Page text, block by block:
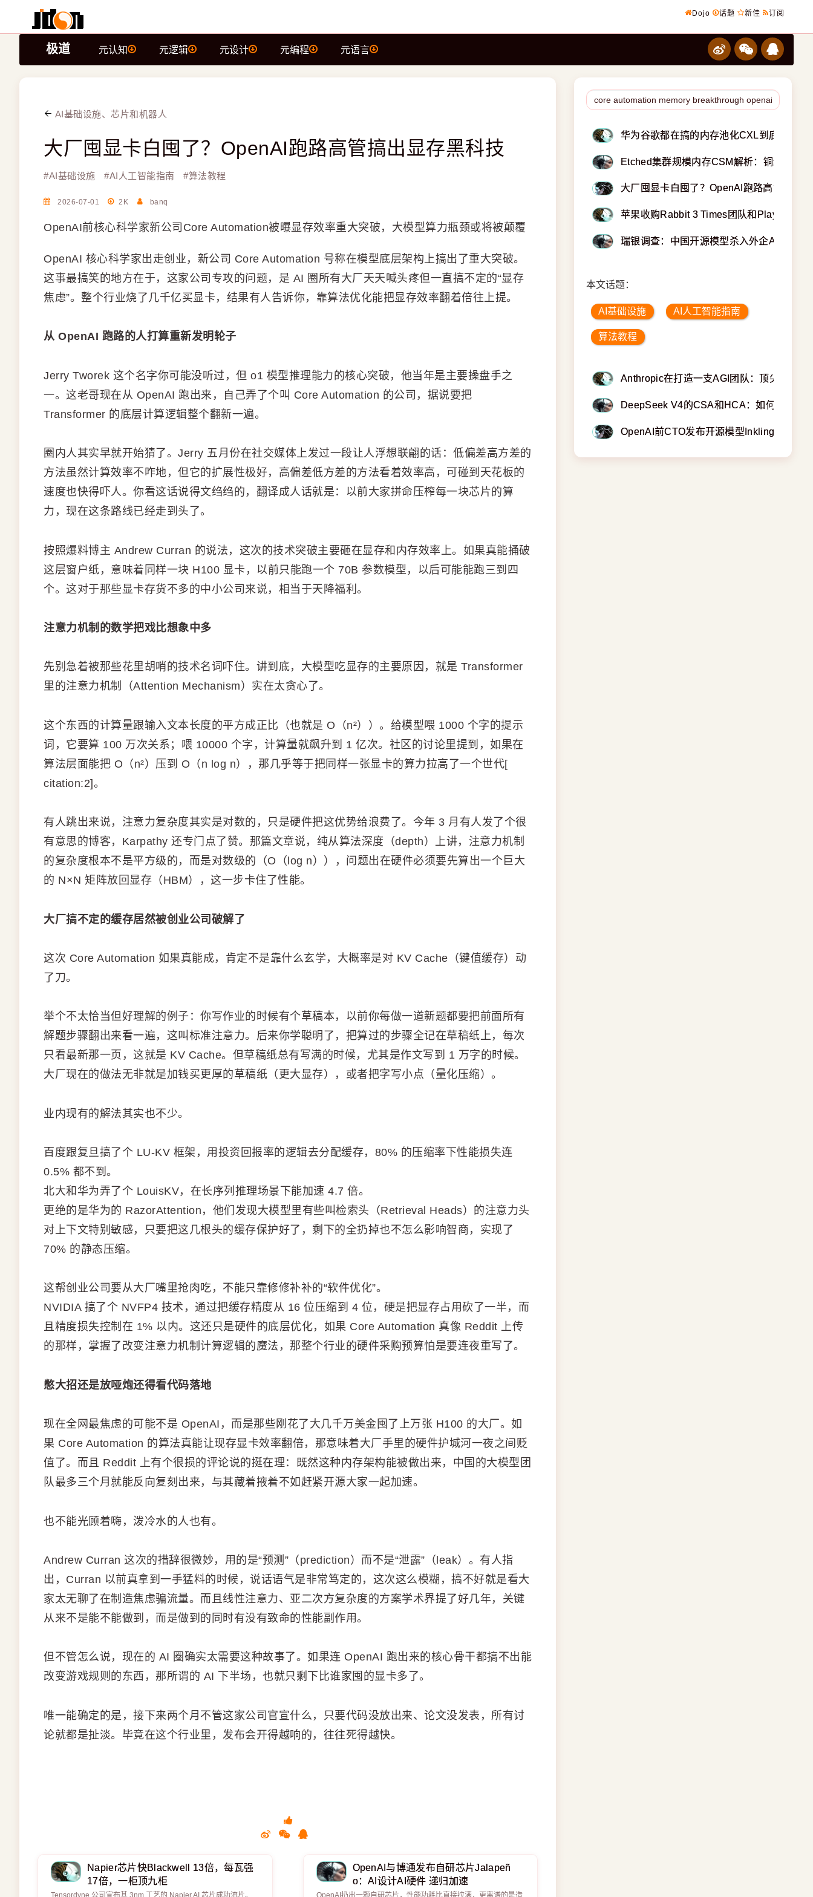
Dojo 话题 新佳 订阅
极道 元认知 元逻辑 元设计 元编程 元语言
AI基础设施、芯片和机器人
大厂囤显卡白囤了？OpenAI跑路高管搞出显存黑科技
#AI基础设施 #AI人工智能指南 #算法教程
2026-07-01 2K banq
OpenAI前核心科学家新公司Core Automation被曝显存效率重大突破，大模型算力瓶颈或将被颠覆
OpenAI 核心科学家出走创业，新公司 Core Automation 号称在模型底层架构上搞出了重大突破。
这事最搞笑的地方在于，这家公司专攻的问题，是 AI 圈所有大厂天天喊头疼但一直搞不定的“显存
焦虑”。整个行业烧了几千亿买显卡，结果有人告诉你，靠算法优化能把显存效率翻着倍往上提。
从 OpenAI 跑路的人打算重新发明轮子
Jerry Tworek 这个名字你可能没听过，但 o1 模型推理能力的核心突破，他当年是主要操盘手之
一。这老哥现在从 OpenAI 跑出来，自己弄了个叫 Core Automation 的公司，据说要把
Transformer 的底层计算逻辑整个翻新一遍。
圈内人其实早就开始猜了。Jerry 五月份在社交媒体上发过一段让人浮想联翩的话：低偏差高方差的
方法虽然计算效率不咋地，但它的扩展性极好，高偏差低方差的方法看着效率高，可碰到天花板的
速度也快得吓人。你看这话说得文绉绉的，翻译成人话就是：以前大家拼命压榨每一块芯片的算
力，现在这条路线已经走到头了。
按照爆料博主 Andrew Curran 的说法，这次的技术突破主要砸在显存和内存效率上。如果真能捅破
这层窗户纸，意味着同样一块 H100 显卡，以前只能跑一个 70B 参数模型，以后可能能跑三到四
个。这对于那些显卡存货不多的中小公司来说，相当于天降福利。
注意力机制的数学把戏比想象中多
先别急着被那些花里胡哨的技术名词吓住。讲到底，大模型吃显存的主要原因，就是 Transformer
里的注意力机制（Attention Mechanism）实在太贪心了。
这个东西的计算量跟输入文本长度的平方成正比（也就是 O（n²））。给模型喂 1000 个字的提示
词，它要算 100 万次关系；喂 10000 个字，计算量就飙升到 1 亿次。社区的讨论里提到，如果在
算法层面能把 O（n²）压到 O（n log n），那几乎等于把同样一张显卡的算力拉高了一个世代[
citation:2]。
有人跳出来说，注意力复杂度其实是对数的，只是硬件把这优势给浪费了。今年 3 月有人发了个很
有意思的博客，Karpathy 还专门点了赞。那篇文章说，纯从算法深度（depth）上讲，注意力机制
的复杂度根本不是平方级的，而是对数级的（O（log n）），问题出在硬件必须要先算出一个巨大
的 N×N 矩阵放回显存（HBM），这一步卡住了性能。
大厂搞不定的缓存居然被创业公司破解了
这次 Core Automation 如果真能成，肯定不是靠什么玄学，大概率是对 KV Cache（键值缓存）动
了刀。
举个不太恰当但好理解的例子：你写作业的时候有个草稿本，以前你每做一道新题都要把前面所有
解题步骤翻出来看一遍，这叫标准注意力。后来你学聪明了，把算过的步骤全记在草稿纸上，每次
只看最新那一页，这就是 KV Cache。但草稿纸总有写满的时候，尤其是作文写到 1 万字的时候。
大厂现在的做法无非就是加钱买更厚的草稿纸（更大显存），或者把字写小点（量化压缩）。
业内现有的解法其实也不少。
百度跟复旦搞了个 LU-KV 框架，用投资回报率的逻辑去分配缓存，80% 的压缩率下性能损失连
0.5% 都不到。
北大和华为弄了个 LouisKV，在长序列推理场景下能加速 4.7 倍。
更绝的是华为的 RazorAttention，他们发现大模型里有些叫检索头（Retrieval Heads）的注意力头
对上下文特别敏感，只要把这几根头的缓存保护好了，剩下的全扔掉也不怎么影响智商，实现了
70% 的静态压缩。
这帮创业公司要从大厂嘴里抢肉吃，不能只靠修修补补的“软件优化”。
NVIDIA 搞了个 NVFP4 技术，通过把缓存精度从 16 位压缩到 4 位，硬是把显存占用砍了一半，而
且精度损失控制在 1% 以内。这还只是硬件的底层优化，如果 Core Automation 真像 Reddit 上传
的那样，掌握了改变注意力机制计算逻辑的魔法，那整个行业的硬件采购预算怕是要连夜重写了。
憋大招还是放哑炮还得看代码落地
现在全网最焦虑的可能不是 OpenAI，而是那些刚花了大几千万美金囤了上万张 H100 的大厂。如
果 Core Automation 的算法真能让现存显卡效率翻倍，那意味着大厂手里的硬件护城河一夜之间贬
值了。而且 Reddit 上有个很损的评论说的挺在理：既然这种内存架构能被做出来，中国的大模型团
队最多三个月就能反向复刻出来，与其藏着掖着不如赶紧开源大家一起加速。
也不能光顾着嗨，泼冷水的人也有。
Andrew Curran 这次的措辞很微妙，用的是“预测”（prediction）而不是“泄露”（leak）。有人指
出，Curran 以前真拿到一手猛料的时候，说话语气是非常笃定的，这次这么模糊，搞不好就是看大
家太无聊了在制造焦虑骗流量。而且线性注意力、亚二次方复杂度的方案学术界提了好几年，关键
从来不是能不能做到，而是做到的同时有没有致命的性能副作用。
但不管怎么说，现在的 AI 圈确实太需要这种故事了。如果连 OpenAI 跑出来的核心骨干都搞不出能
改变游戏规则的东西，那所谓的 AI 下半场，也就只剩下比谁家囤的显卡多了。
唯一能确定的是，接下来两个月不管这家公司官宣什么，只要代码没放出来、论文没发表，所有讨
论就都是扯淡。毕竟在这个行业里，发布会开得越响的，往往死得越快。
Napier芯片快Blackwell 13倍，每瓦强
17倍，一柜顶九柜
OpenAI与博通发布自研芯片Jalapeñ
o：AI设计AI硬件 递归加速
华为谷歌都在搞的内存池化CXL到底是什么
Etched集群规模内存CSM解析：铜缆如何
大厂囤显卡白囤了？OpenAI跑路高管搞出
苹果收购Rabbit 3 Times团队和Play设计工
瑞银调查：中国开源模型杀入外企AI采购，
本文话题：
AI基础设施 AI人工智能指南
算法教程
Anthropic在打造一支AGI团队：顶尖算法大
DeepSeek V4的CSA和HCA：如何把百万
OpenAI前CTO发布开源模型Inkling：可低